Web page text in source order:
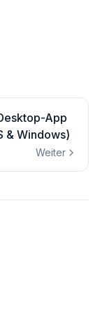
App
& Windows)
Weiter